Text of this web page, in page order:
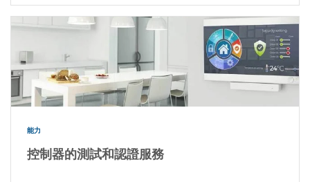
能力
控制器的測試和認證服務